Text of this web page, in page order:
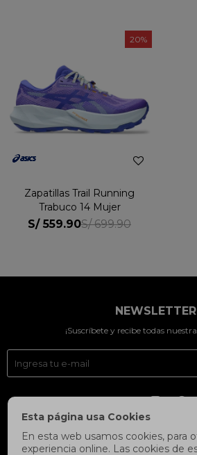
Esta página usa Cookies
En esta web usamos cookies, para
experiencia online. Las cookies de
20
Zapatillas Trail Running
Trabuco 14 Mujer
S/ 559.90S/ 699.90
NEWSLETTER
¡Suscríbete y recibe todas